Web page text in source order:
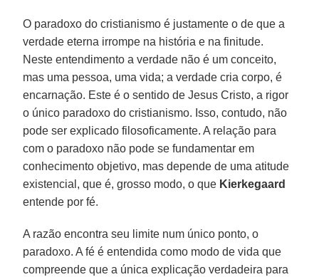
O paradoxo do cristianismo é justamente o de que a
verdade eterna irrompe na história e na finitude.
Neste entendimento a verdade não é um conceito,
mas uma pessoa, uma vida; a verdade cria corpo, é
encarnação. Este é o sentido de Jesus Cristo, a rigor
o único paradoxo do cristianismo. Isso, contudo, não
pode ser explicado filosoficamente. A relação para
com o paradoxo não pode se fundamentar em
conhecimento objetivo, mas depende de uma atitude
existencial, que é, grosso modo, o que Kierkegaard
entende por fé.
A razão encontra seu limite num único ponto, o
paradoxo. A fé é entendida como modo de vida que
compreende que a única explicação verdadeira para